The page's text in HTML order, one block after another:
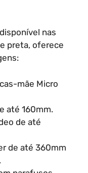
nas
preta, oferece
mãe Micro
até 160mm.
de até
de até 360mm